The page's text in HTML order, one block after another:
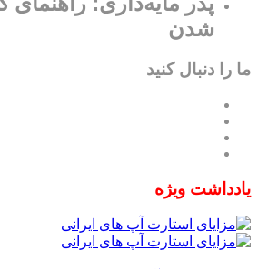
شدن
ما را دنبال کنید
یادداشت ویژه